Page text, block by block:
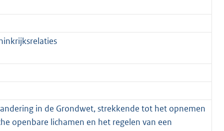
in de Grondwet, strekkende tot het opnemen
openbare lichamen en het regelen van een